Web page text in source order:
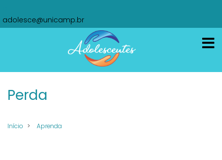
para
o
adolesce@unicamp.br
Perda
Início Aprenda